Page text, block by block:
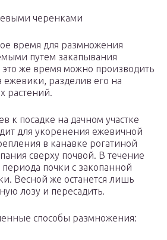
черенками
время для размножения
путем закапывания
же время можно производить
ежевики, разделив его на
растений.
к посадке на дачном участке
для укоренения ежевичной
в канавке рогатиной
сверху почвой. В течение
почки с закопанной
Весной же останется лишь
лозу и пересадить.
способы размножения: